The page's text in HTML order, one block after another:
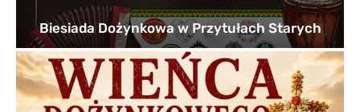
Biesiada Dożynkowa w Przytułach Starych